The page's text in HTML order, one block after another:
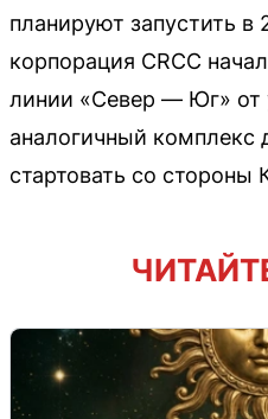
планируют запустить в
корпорация CRCC
линии «Север — Юг» от
аналогичный комплекс
стартовать со стороны